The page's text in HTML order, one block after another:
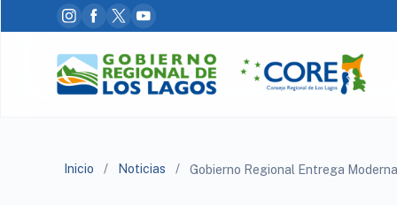
Inicio / Noticias /